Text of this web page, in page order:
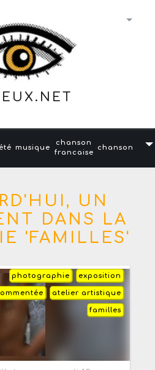
musique
chanson
francaise
chanson
UN
DANS LA
'FAMILLES'
exposition
photographie
atelier artistique
familles